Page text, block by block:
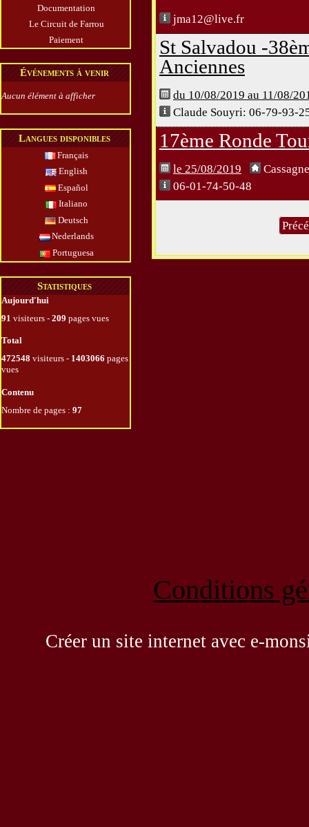
Documentation
Le Circuit de Farrou
Paiement
Événements à venir
Aucun élément à afficher
Langues disponibles
Français
English
Español
Italiano
Deutsch
Nederlands
Portuguesa
Statistiques
Aujourd'hui
91 visiteurs - 209 pages vues
Total
472548 visiteurs - 1403066 pages
vues
Contenu
Nombre de pages : 97
jma12@live.fr
St Salvadou -
Anciennes
du 10/08/2019 au 11/08/
Claude Souyri: 06-79-93-
17ème Ronde
le 25/08/2019
06-01-74-50-48
Conditions
Créer un site internet avec e-